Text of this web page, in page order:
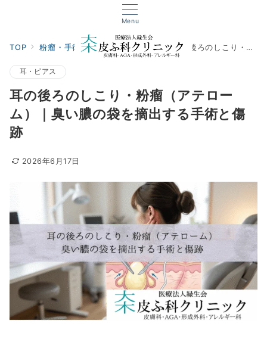
Menu
TOP 粉瘤・手術・外傷 耳・ピアス 耳の後ろのしこり・粉瘤（アテローム）｜臭い膿の袋を摘出する手術と傷跡
耳・ピアス
耳の後ろのしこり・粉瘤（アテロー
ム）｜臭い膿の袋を摘出する手術と傷
跡
2026年6月17日